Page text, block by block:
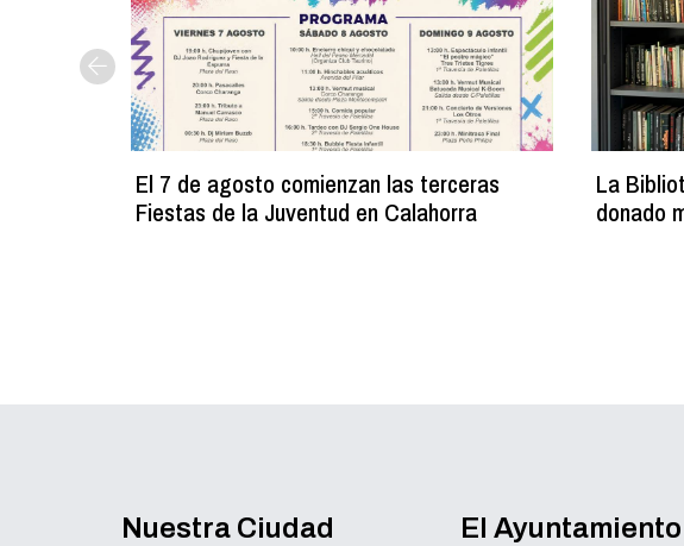
El 7 de agosto comienzan las terceras
Fiestas de la Juventud en Calahorra
La
donado
Nuestra Ciudad El Ayuntamiento